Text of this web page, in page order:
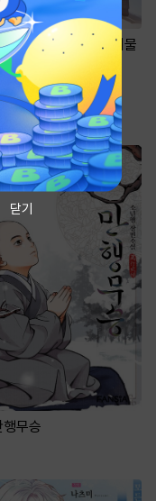
벤토리로 암시장의 거물
다.
지 #용병 #군인 #이능력
행무승
닫기